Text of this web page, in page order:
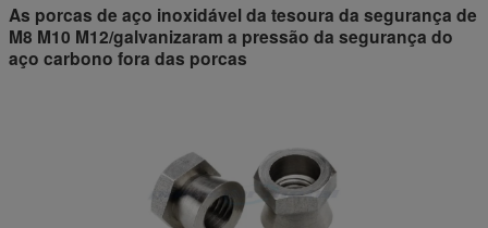
As porcas de aço inoxidável da tesoura da segurança de
M8 M10 M12/galvanizaram a pressão da segurança do
aço carbono fora das porcas